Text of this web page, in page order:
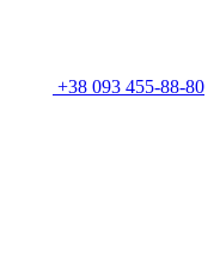
+38 093 455-88-80